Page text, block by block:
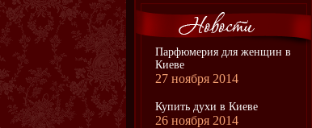
Парфюмерия для женщин в
Киеве
27 ноября 2014
Купить духи в Киеве
26 ноября 2014